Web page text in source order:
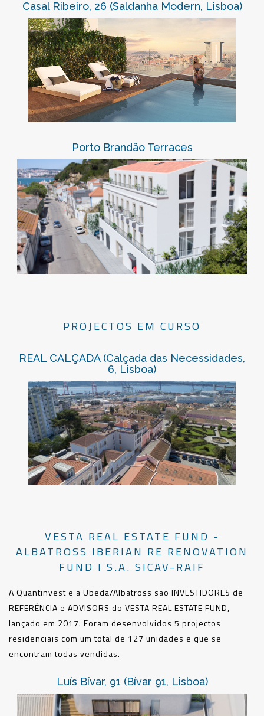
Casal Ribeiro, 26 (Saldanha Modern, Lisboa)
Porto Brandão Terraces
PROJECTOS EM CURSO
REAL CALÇADA (Calçada das Necessidades,
6, Lisboa)
VESTA REAL ESTATE FUND -
ALBATROSS IBERIAN RE RENOVATION
FUND I S.A. SICAV-RAIF
A Quantinvest e a Ubeda/Albatross são INVESTIDORES de
REFERÊNCIA e ADVISORS do VESTA REAL ESTATE FUND,
lançado em 2017. Foram desenvolvidos 5 projectos
residenciais com um total de 127 unidades e que se
encontram todas vendidas.
Luís Bívar, 91 (Bívar 91, Lisboa)